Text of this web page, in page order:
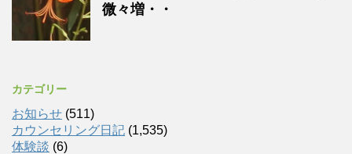
微々増・・
カテゴリー
お知らせ (511)
カウンセリング日記 (1,535)
体験談 (6)